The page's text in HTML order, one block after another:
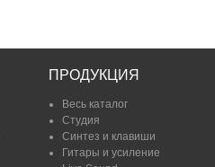
ПРОДУКЦИЯ
Весь каталог
Студия
Синтез и клавиши
Гитары и усиление